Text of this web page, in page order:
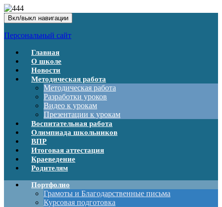
Вкл/выкл навигации
Персональный сайт
Главная
О школе
Новости
Методическая работа
Методическая работа
Разработки уроков
Видео к урокам
Презентации к урокам
Воспитательная работа
Олимпиада школьников
ВПР
Итоговая аттестация
Краеведение
Родителям
Портфолио
Грамоты и Благодарственные письма
Курсовая подготовка